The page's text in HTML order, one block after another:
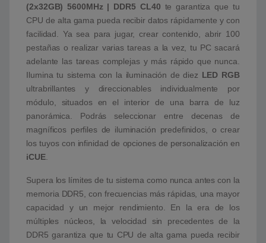
(2x32GB) 5600MHz | DDR5 CL40 te garantiza que tu
CPU de alta gama pueda recibir datos rápidamente y con
facilidad. Ya sea para jugar, crear contenido, abrir 100
pestañas o realizar varias tareas a la vez, tu PC sacará
adelante las tareas complejas y más rápido que nunca.
Ilumina tu sistema con la iluminación de diez LED RGB
ultrabrillantes y direccionables individualmente por
módulo, situados en el interior de una barra de luz
panorámica. Podrás seleccionar entre decenas de
magníficos perfiles de iluminación predefinidos, o crear
los tuyos con infinidad de opciones de personalización en
iCUE.
Supera los límites de tu sistema como nunca antes con la
memoria DDR5, con frecuencias más rápidas, una mayor
capacidad y un mejor rendimiento. En la era de los
múltiples núcleos, la velocidad sin precedentes de la
DDR5 garantiza que tu CPU de alta gama pueda recibir